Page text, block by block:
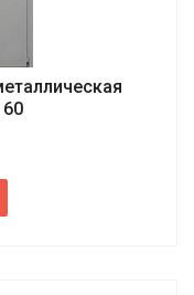
60